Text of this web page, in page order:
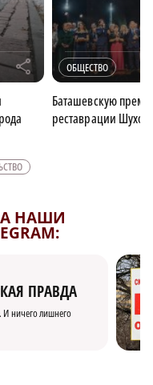
r ОБЩЕСТВО
Баташевскую
реставрации
НАШИ
ПРАВДА
И ничего лишнего